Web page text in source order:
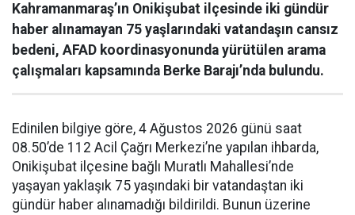
Kahramanmaraş’ın Onikişubat ilçesinde iki gündür
haber alınamayan 75 yaşlarındaki vatandaşın cansız
bedeni, AFAD koordinasyonunda yürütülen arama
çalışmaları kapsamında Berke Barajı’nda bulundu.
Edinilen bilgiye göre, 4 Ağustos 2026 günü saat
08.50’de 112 Acil Çağrı Merkezi’ne yapılan ihbarda,
Onikişubat ilçesine bağlı Muratlı Mahallesi’nde
yaşayan yaklaşık 75 yaşındaki bir vatandaştan iki
gündür haber alınamadığı bildirildi. Bunun üzerine